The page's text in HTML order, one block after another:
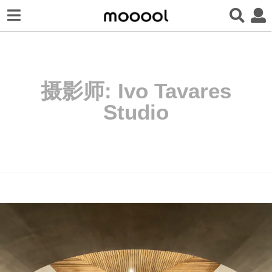
摄影师: Ivo Tavares
Studio